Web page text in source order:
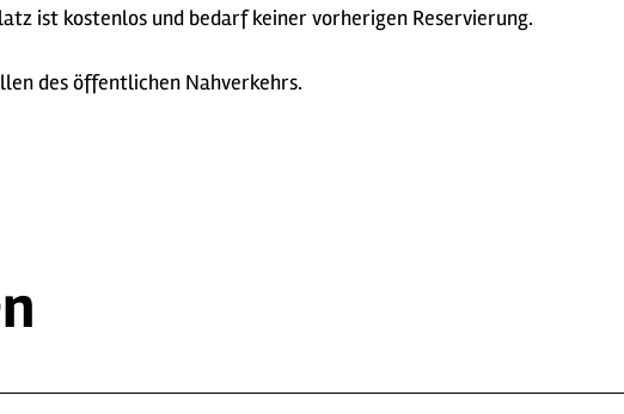
ist kostenlos und bedarf keiner vorherigen Reservierung.
des öffentlichen Nahverkehrs.